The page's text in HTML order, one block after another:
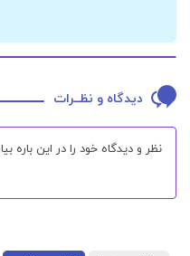
دیدگاه و نظــرات